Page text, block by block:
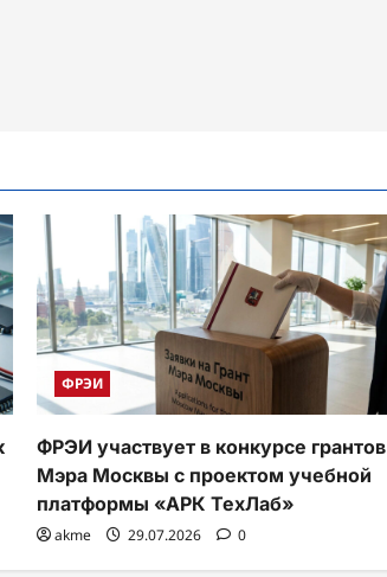
ФРЭИ
ФРЭИ участвует в конкурсе грантов
Мэра Москвы с проектом учебной
платформы «АРК ТехЛаб»
akme 29.07.2026 0